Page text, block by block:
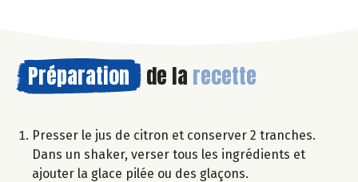
Préparation de la recette
Presser le jus de citron et conserver 2 tranches.
Dans un shaker, verser tous les ingrédients et
ajouter la glace pilée ou des glaçons.